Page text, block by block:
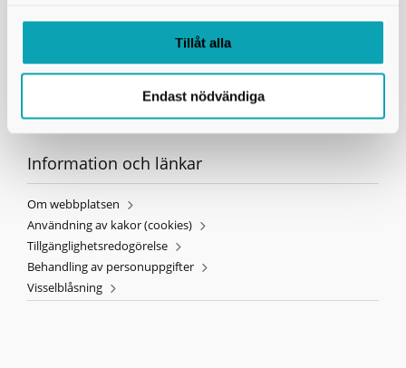
Tillåt alla
Endast nödvändiga
Sommartider telefon:vecka 25-33, lunchstängt kl. 12-13
222000-1206
Information och länkar
Om webbplatsen
Användning av kakor (cookies)
Tillgänglighetsredogörelse
Behandling av personuppgifter
Visselblåsning